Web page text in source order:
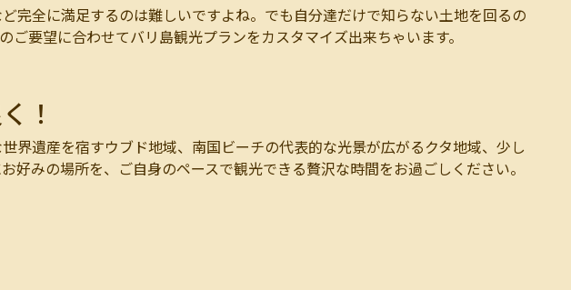
完全に満足するのは難しいですよね。でも自分達だけで知らない土地を回るの
要望に合わせてバリ島観光プランをカスタマイズ出来ちゃいます。
！
界遺産を宿すウブド地域、南国ビーチの代表的な光景が広がるクタ地域、少し
みの場所を、ご自身のペースで観光できる贅沢な時間をお過ごしください。